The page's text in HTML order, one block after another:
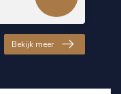
Bekijk meer